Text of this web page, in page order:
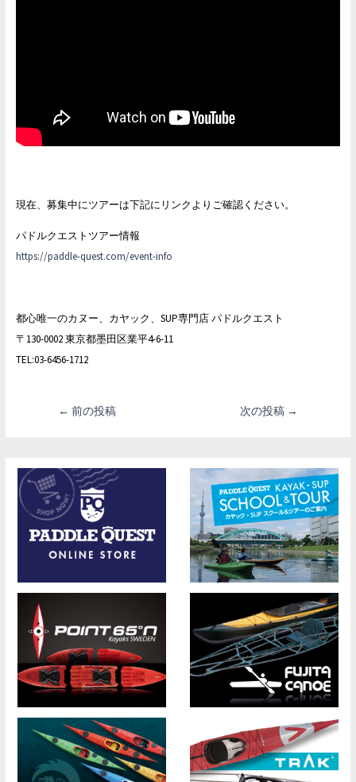
現在、募集中にツアーは下記にリンクよりご確認ください。
パドルクエストツアー情報
https://paddle-quest.com/event-info
都心唯一のカヌー、カヤック、SUP専門店 パドルクエスト
〒130-0002 東京都墨田区業平4-6-11
TEL:03-6456-1712
ビ
ゲ
ー
シ
ョ
← 前の投稿 次の投稿 →